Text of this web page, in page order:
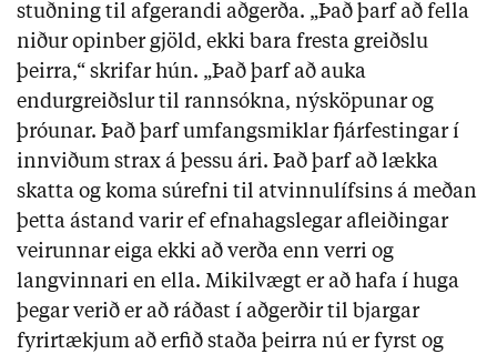
stuðning til afgerandi aðgerða. „Það þarf að fella
niður opinber gjöld, ekki bara fresta greiðslu
þeirra,“ skrifar hún. „Það þarf að auka
endurgreiðslur til rannsókna, nýsköpunar og
þróunar. Það þarf umfangsmiklar fjárfestingar í
innviðum strax á þessu ári. Það þarf að lækka
skatta og koma súrefni til atvinnulífsins á meðan
þetta ástand varir ef efnahagslegar afleiðingar
veirunnar eiga ekki að verða enn verri og
langvinnari en ella. Mikilvægt er að hafa í huga
þegar verið er að ráðast í aðgerðir til bjargar
fyrirtækjum að erfið staða þeirra nú er fyrst og